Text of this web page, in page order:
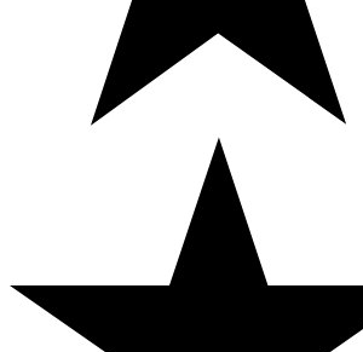
Analysen. Diese Partner können diese
Informationen kombinieren, die Sie
gestellt haben oder die sie auf der
Nutzung ihrer Dienste gesammelt haben.